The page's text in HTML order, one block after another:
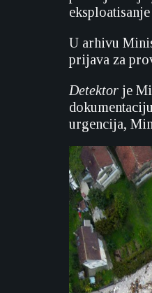
U arhivu
prijava za
Detektor je
urgencija,